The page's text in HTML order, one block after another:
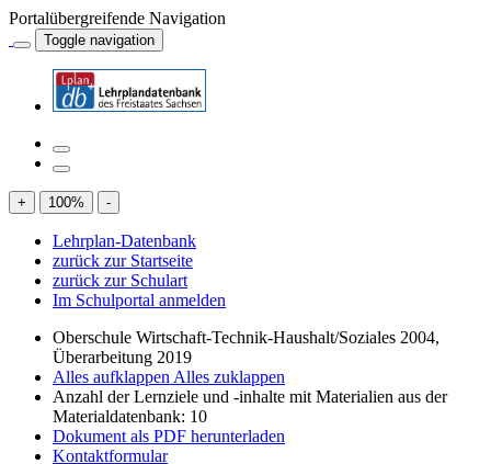
Portalübergreifende Navigation
Toggle navigation
+ 100% -
Lehrplan-Datenbank
zurück zur Startseite
zurück zur Schulart
Im Schulportal anmelden
Oberschule Wirtschaft-Technik-Haushalt/Soziales 2004,
Überarbeitung 2019
Alles aufklappen Alles zuklappen
Anzahl der Lernziele und -inhalte mit Materialien aus der
Materialdatenbank: 10
Dokument als PDF herunterladen
Kontaktformular